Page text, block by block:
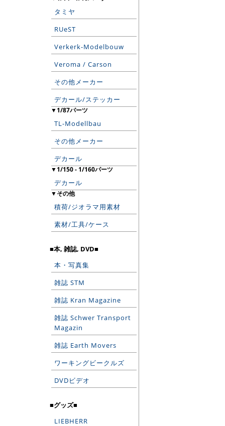
タミヤ
RUeST
Verkerk-Modelbouw
Veroma / Carson
その他メーカー
デカール/ステッカー
▼1/87パーツ
TL-Modellbau
その他メーカー
デカール
▼1/150 - 1/160パーツ
デカール
▼その他
積荷/ジオラマ用素材
素材/工具/ケース
■本, 雑誌, DVD■
本・写真集
雑誌 STM
雑誌 Kran Magazine
雑誌 Schwer Transport
Magazin
雑誌 Earth Movers
ワーキングビークルズ
DVDビデオ
■グッズ■
LIEBHERR